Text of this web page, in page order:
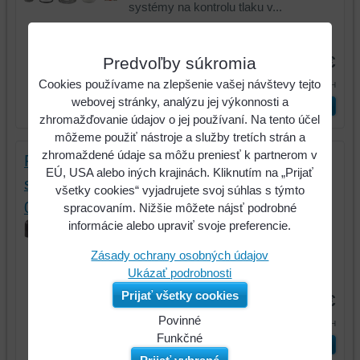
systémy na kontrolu tlaku v...
4 €
4,92 €s DPH
ks Vložiť do košíka
RDKS / TPMS servisná súprava pre
systémy na kontrolu tlaku v pneumatikách
07
RDKS / TPMS servisná súprava pre
Kód:149.1007
3,68 €
s DPH
ks
Predvoľby súkromia
Cookies používame na zlepšenie vašej návštevy tejto
webovej stránky, analýzu jej výkonnosti a
zhromažďovanie údajov o jej používaní. Na tento účel
môžeme použiť nástroje a služby tretích strán a
zhromaždené údaje sa môžu preniesť k partnerom v
EÚ, USA alebo iných krajinách. Kliknutím na „Prijať
všetky cookies“ vyjadrujete svoj súhlas s týmto
spracovaním. Nižšie môžete nájsť podrobné
informácie alebo upraviť svoje preferencie.
Zásady ochrany osobných údajov
Ukázať podrobnosti
Prijať všetky cookies
Povinné
Funkčné